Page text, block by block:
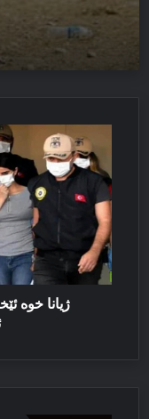
08/2026
پەیاما سەرۆک
دوهی ل ژیانا
خوە
ئێخست
مەترسیێ
داكو
بگەیتە
ئەڤیندارێ
خوە
ژیانا خوە